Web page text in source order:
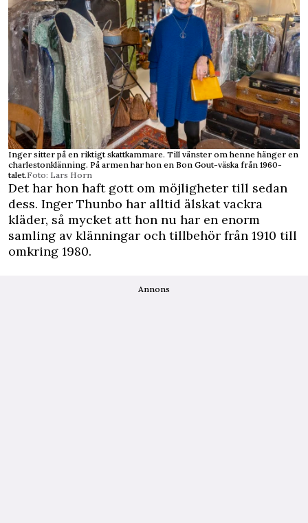
Inger sitter på en riktigt skattkammare. Till vänster om henne hänger en
charlestonklänning. På armen har hon en Bon Gout-väska från 1960-
talet.Foto: Lars Horn
Det har hon haft gott om möjligheter till sedan
dess. Inger Thunbo har alltid älskat vackra
kläder, så mycket att hon nu har en enorm
samling av klänningar och tillbehör från 1910 till
omkring 1980.
Annons